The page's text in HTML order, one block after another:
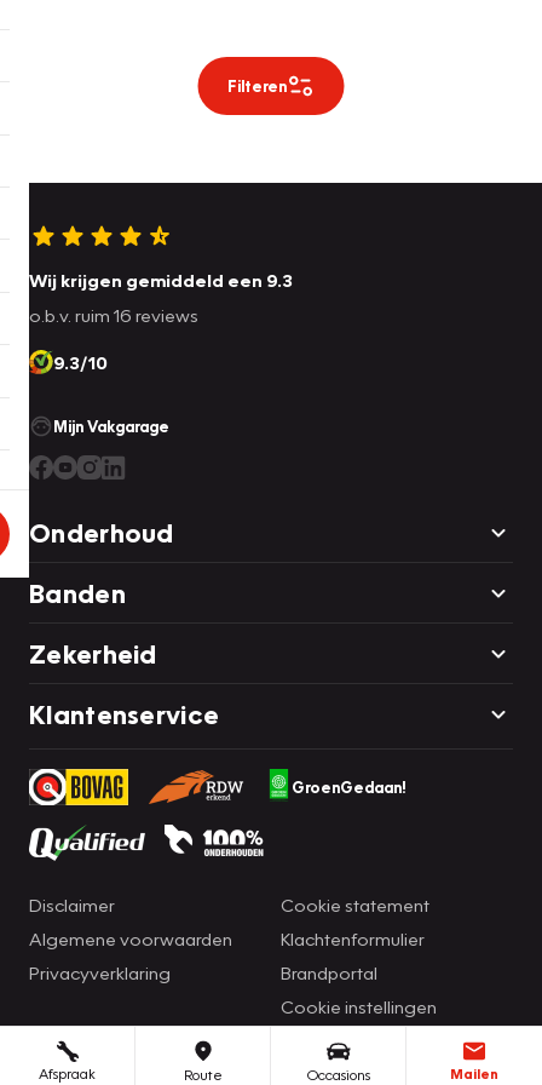
Filteren
Afspraak Route Occasions Mailen
Wij krijgen gemiddeld een 9.3
o.b.v. ruim 16 reviews
9.3/10
Mijn Vakgarage
Onderhoud
Banden
Zekerheid
Klantenservice
GroenGedaan!
Disclaimer
Algemene voorwaarden
Privacyverklaring
Cookie statement
Klachtenformulier
Brandportal
Cookie instellingen